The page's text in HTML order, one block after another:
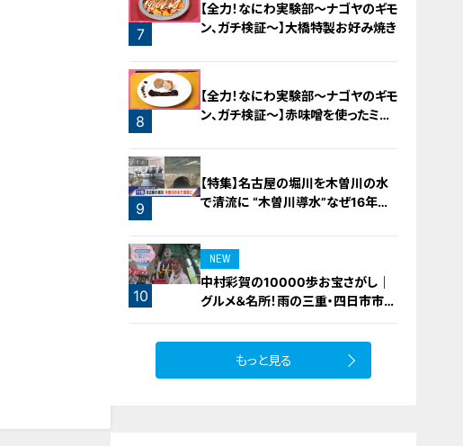
7
【全力！なにわ実験部～ナゴヤのギモ
ン、ガチ検証～】大橋特製お好み焼き
8
【全力！なにわ実験部～ナゴヤのギモ
ン、ガチ検証～】赤味噌を使ったミル
9
【特集】名古屋の堀川を木曽川の水
で清流に “木曽川導水”なぜ16年ぶ
10
NEW
中村彩賀の10000歩お宝さがし｜
グルメ＆名所！雨の三重・四日市市で
お宝探し【チャント！特集】
もっと見る